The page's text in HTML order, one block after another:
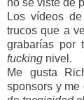
no se viste de
Los vídeos
trucos que a
grabarías por
fucking nivel.
Me gusta
sponsors y me